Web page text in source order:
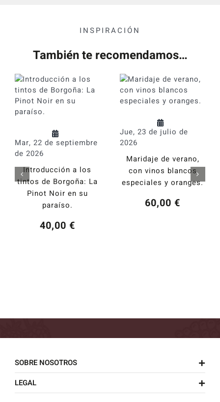
INSPIRACIÓN
También te recomendamos…
Mar, 22 de septiembre
de 2026
Introducción a los
tintos de Borgoña: La
Pinot Noir en su
paraíso.
40,00 €
Jue, 23 de julio de
2026
Maridaje de verano,
con vinos blancos
especiales y oranges.
60,00 €
SOBRE NOSOTROS
LEGAL